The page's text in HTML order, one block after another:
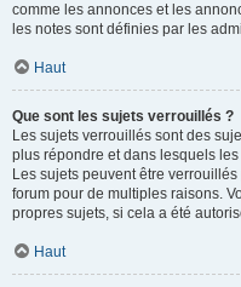
comme les annonces et les
les notes sont définies par les
Haut
Que sont les sujets verrouillés ?
Les sujets verrouillés sont des
plus répondre et dans lesquels
Les sujets peuvent être
forum pour de multiples raisons.
propres sujets, si cela a été
Haut